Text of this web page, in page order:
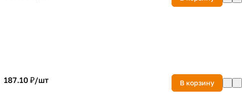
187.10 ₽/шт В корзину